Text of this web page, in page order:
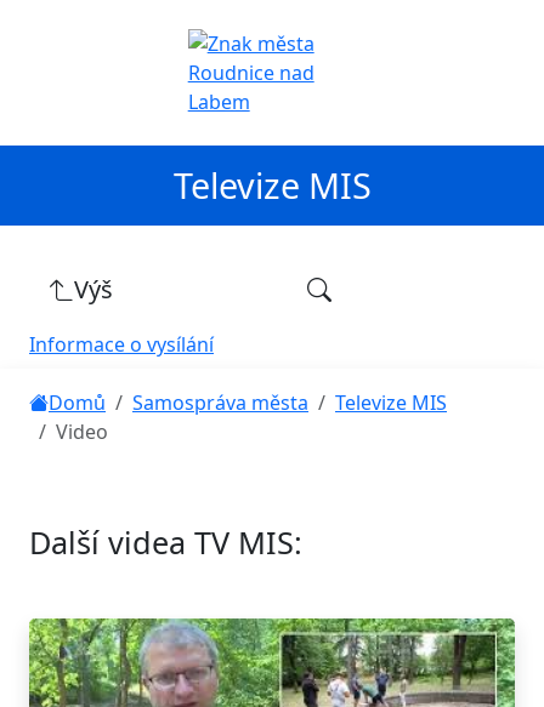
Televize MIS
Výš
Informace o vysílání
Domů Samospráva města
Televize MIS
Video
Další videa TV MIS: